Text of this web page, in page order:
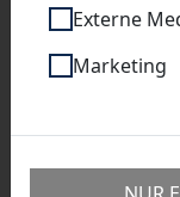
Jetzt
Hirsch
Externe
Marketing